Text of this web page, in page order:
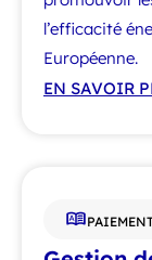
l’efficacité
Européenne.
EN SAVOIR